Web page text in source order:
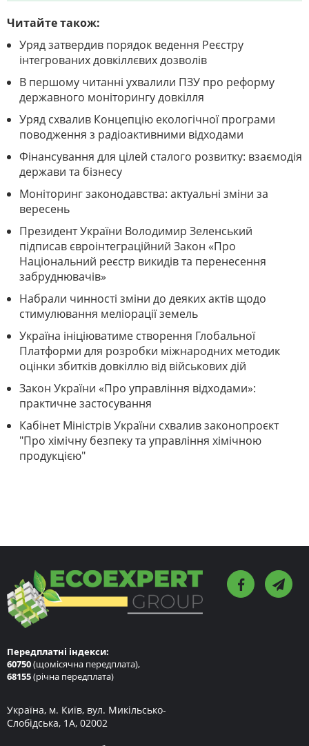
Читайте також:
Уряд затвердив порядок ведення Реєстру
інтегрованих довкіллєвих дозволів
В першому читанні ухвалили ПЗУ про реформу
державного моніторингу довкілля
Уряд схвалив Концепцію екологічної програми
поводження з радіоактивними відходами
Фінансування для цілей сталого розвитку: взаємодія
держави та бізнесу
Моніторинг законодавства: актуальні зміни за
вересень
Президент України Володимир Зеленський
підписав євроінтеграційний Закон «Про
Національний реєстр викидів та перенесення
забруднювачів»
Набрали чинності зміни до деяких актів щодо
стимулювання меліорації земель
Україна ініціюватиме створення Глобальної
Платформи для розробки міжнародних методик
оцінки збитків довкіллю від військових дій
Закон України «Про управління відходами»:
практичне застосування
Кабінет Міністрів України схвалив законопроєкт
"Про хімічну безпеку та управління хімічною
продукцією"
Передплатні індекси:
60750(щомісячна передплата),
68155(річна передплата)
Україна, м. Київ, вул. Микільсько-
Слобідська, 1А, 02002